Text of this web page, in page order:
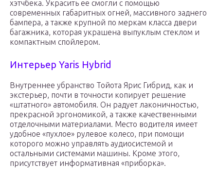
хэтчбека. Украсить ее смогли с помощью
современных габаритных огней, массивного заднего
бампера, а также крупной по меркам класса двери
багажника, которая украшена выпуклым стеклом и
компактным спойлером.
Интерьер Yaris Hybrid
Внутреннее убранство Тойота Ярис Гибрид, как и
экстерьер, почти в точности копирует решение
«штатного» автомобиля. Он радует лаконичностью,
прекрасной эргономикой, а также качественными
отделочными материалами. Место водителя имеет
удобное «пухлое» рулевое колесо, при помощи
которого можно управлять аудиосистемой и
остальными системами машины. Кроме этого,
присутствует информативная «приборка».